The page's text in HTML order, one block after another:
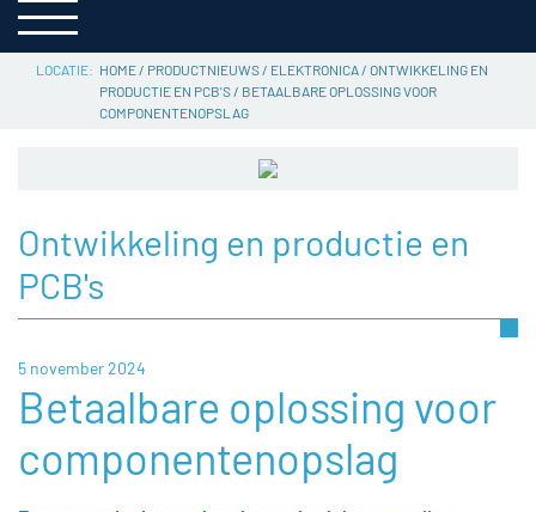
SERVICE
HOME/ PRODUCTNIEUWS/ ELEKTRONICA/ ONTWIKKELING EN
PRODUCTIE EN PCB'S/ BETAALBARE OPLOSSING VOOR
COMPONENTENOPSLAG
Ontwikkeling en productie en
PCB's
5 november 2024
Betaalbare oplossing voor
componentenopslag